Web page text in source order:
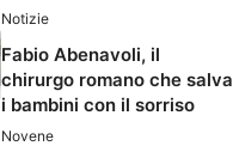
Notizie
Fabio Abenavoli, il
chirurgo romano che salva
i bambini con il sorriso
Novene